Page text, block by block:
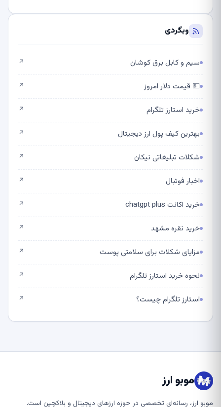
وبگردی
سیم و کابل برق کوشان ↗
💵 قیمت دلار امروز ↗
خرید استارز تلگرام ↗
بهترین کیف پول ارز دیجیتال ↗
شکلات تبلیغاتی نیکان ↗
اخبار فوتبال ↗
خرید اکانت chatgpt plus ↗
خرید نقره مشهد ↗
مزایای شکلات برای سلامتی پوست ↗
نحوه خرید استارز تلگرام ↗
استارز تلگرام چیست؟ ↗
موبو ارز
موبو ارز، رسانه‌ای تخصصی در حوزه ارزهای دیجیتال و بلاکچین است.